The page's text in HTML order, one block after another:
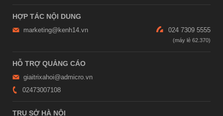
HỢP TÁC NỘI DUNG
marketing@kenh14.vn 024 7309 5555
HỖ TRỢ QUẢNG CÁO
giaitrixahoi@admicro.vn
02473007108
TRỤ SỞ HÀ NỘI